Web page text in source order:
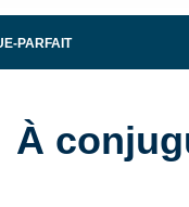
PARFAIT
À